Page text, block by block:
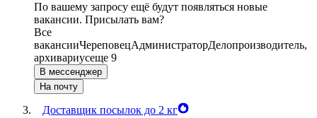
По вашему запросу ещё будут появляться новые
вакансии. Присылать вам?
Все
вакансииЧереповецАдминистраторДелопроизводитель,
архивариусеще 9
В мессенджер
На почту
Доставщик посылок до 2 кг